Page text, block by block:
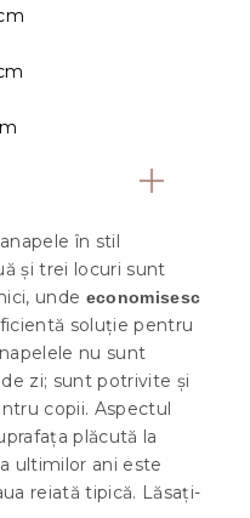
în stil
și trei locuri sunt
unde economisesc
soluție pentru
nu sunt
zi; sunt potrivite și
copii. Aspectul
plăcută la
ultimilor ani este
reiată tipică. Lăsați-